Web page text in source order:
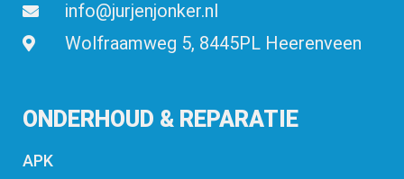
info@jurjenjonker.nl
Wolfraamweg 5, 8445PL Heerenveen
ONDERHOUD & REPARATIE
APK